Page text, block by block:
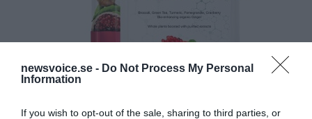
newsvoice.se - Do Not Process My Personal
Information
If you wish to opt-out of the sale, sharing to third parties, or